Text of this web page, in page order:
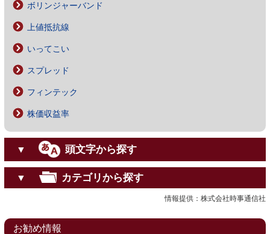
ボリンジャーバンド
上値抵抗線
いってこい
スプレッド
フィンテック
株価収益率
▼ 頭文字から探す
▼ カテゴリから探す
情報提供：株式会社時事通信社
お勧め情報